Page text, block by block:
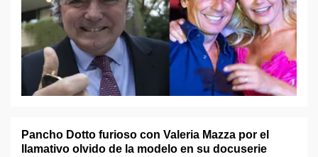
Pancho Dotto furioso con Valeria Mazza por el
llamativo olvido de la modelo en su docuserie